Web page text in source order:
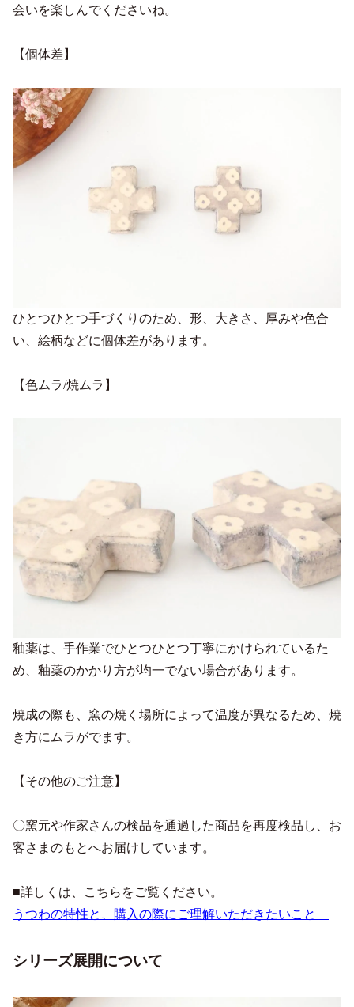
会いを楽しんでくださいね。
【個体差】
ひとつひとつ手づくりのため、形、大きさ、厚みや色合
い、絵柄などに個体差があります。
【色ムラ/焼ムラ】
釉薬は、手作業でひとつひとつ丁寧にかけられているた
め、釉薬のかかり方が均一でない場合があります。
焼成の際も、窯の焼く場所によって温度が異なるため、焼
き方にムラがでます。
【その他のご注意】
〇窯元や作家さんの検品を通過した商品を再度検品し、お
客さまのもとへお届けしています。
■詳しくは、こちらをご覧ください。
うつわの特性と、購入の際にご理解いただきたいこと
シリーズ展開について